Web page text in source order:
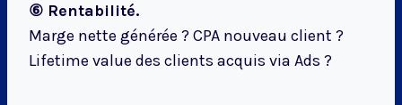
⑥ Rentabilité.
Marge nette générée ? CPA nouveau client ?
Lifetime value des clients acquis via Ads ?